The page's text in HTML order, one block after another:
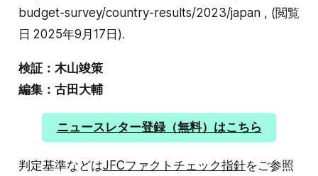
budget-survey/country-results/2023/japan , (閲覧
日 2025年9月17日).
検証：木山竣策
編集：古田大輔
ニュースレター登録（無料）はこちら
判定基準などはJFCファクトチェック指針をご参照